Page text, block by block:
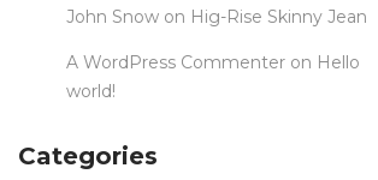
John Snow on Hig-Rise Skinny Jean
A WordPress Commenter on Hello
world!
Categories